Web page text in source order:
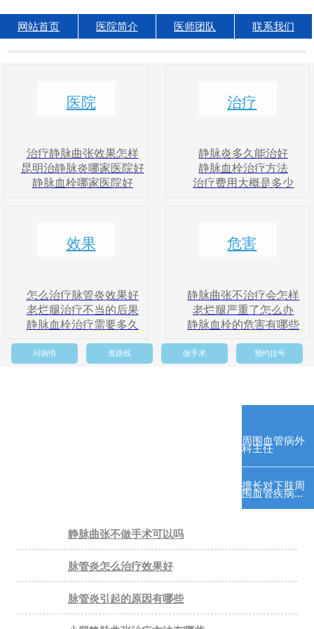
网站首页 医院简介 医师团队 联系我们
医院
治疗静脉曲张效果怎样
昆明治静脉炎哪家医院好
静脉血栓哪家医院好
治疗
静脉炎多久能治好
静脉血栓治疗方法
治疗费用大概是多少
效果
怎么治疗脉管炎效果好
老烂腿治疗不当的后果
静脉血栓治疗需要多久
危害
静脉曲张不治疗会怎样
老烂腿严重了怎么办
静脉血栓的危害有哪些
问病情 查路线 做手术 预约挂号
周围血管病外
科主任
擅长对下肢周
围血管疾病...
静脉曲张不做手术可以吗
脉管炎怎么治疗效果好
脉管炎引起的原因有哪些